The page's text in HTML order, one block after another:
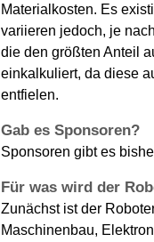
Materialkosten. Es
variieren jedoch, je
die den größten Anteil
einkalkuliert, da diese
entfielen.
Gab es Sponsoren?
Sponsoren gibt es
Für was wird der
Zunächst ist der
Maschinenbau,